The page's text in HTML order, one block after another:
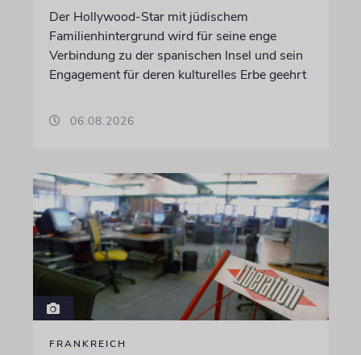
Der Hollywood-Star mit jüdischem
Familienhintergrund wird für seine enge
Verbindung zu der spanischen Insel und sein
Engagement für deren kulturelles Erbe geehrt
06.08.2026
FRANKREICH